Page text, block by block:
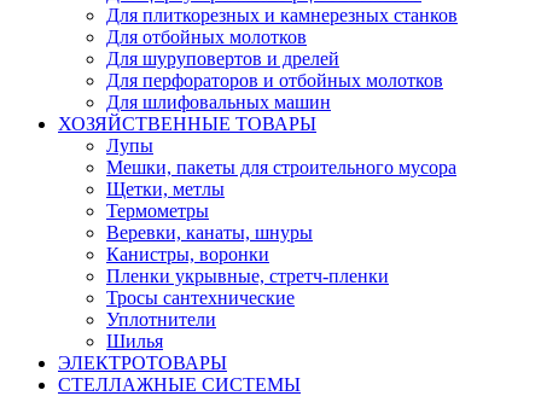
Для плиткорезных и камнерезных станков
Для отбойных молотков
Для шуруповертов и дрелей
Для перфораторов и отбойных молотков
Для шлифовальных машин
ХОЗЯЙСТВЕННЫЕ ТОВАРЫ
Лупы
Мешки, пакеты для строительного мусора
Щетки, метлы
Термометры
Веревки, канаты, шнуры
Канистры, воронки
Пленки укрывные, стретч-пленки
Тросы сантехнические
Уплотнители
Шилья
ЭЛЕКТРОТОВАРЫ
СТЕЛЛАЖНЫЕ СИСТЕМЫ